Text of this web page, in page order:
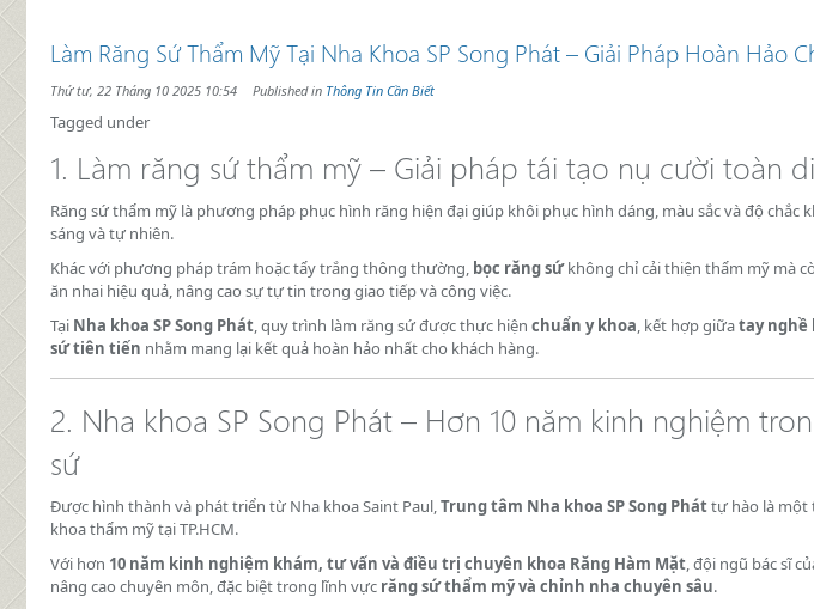
Làm Răng Sứ Thẩm Mỹ Tại Nha Khoa SP Song Phát – Giải Pháp Hoàn Hảo
Thứ tư, 22 Tháng 10 2025 10:54 Published in Thông Tin Cần Biết
Tagged under
1. Làm răng sứ thẩm mỹ – Giải pháp tái tạo nụ cười toàn
Răng sứ thẩm mỹ là phương pháp phục hình răng hiện đại giúp khôi phục hình dáng, màu sắc và độ chắc
sáng và tự nhiên.
Khác với phương pháp trám hoặc tẩy trắng thông thường, bọc răng sứkhông chỉ cải thiện thẩm mỹ mà
ăn nhai hiệu quả, nâng cao sự tự tin trong giao tiếp và công việc.
Tại Nha khoa SP Song Phát, quy trình làm răng sứ được thực hiện chuẩn y khoa, kết hợp giữatay nghề
sứ tiên tiến nhằm mang lại kết quả hoàn hảo nhất cho khách hàng.
2. Nha khoa SP Song Phát – Hơn 10 năm kinh nghiệm
sứ
Được hình thành và phát triển từ Nha khoa Saint Paul,Trung tâm Nha khoa SP Song Pháttự hào là một
khoa thẩm mỹ tại TP.HCM.
Với hơn 10 năm kinh nghiệm khám, tư vấn và điều trị chuyên khoa Răng Hàm Mặt, đội ngũ bác sĩ
nâng cao chuyên môn, đặc biệt trong lĩnh vực răng sứ thẩm mỹ và chỉnh nha chuyên sâu.